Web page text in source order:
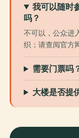
我可以随时
吗？
不可以，公众进
织；请查阅官方
需要门票吗
大楼是否提